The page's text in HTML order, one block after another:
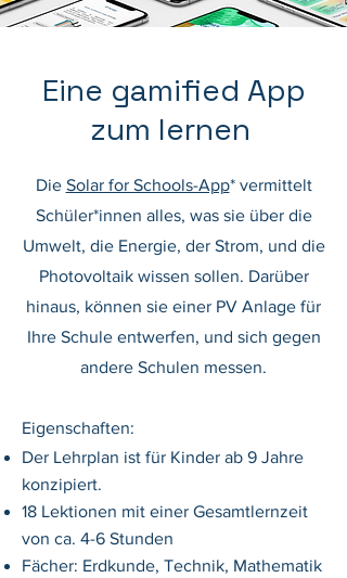
Eine gamified App
zum lernen
Die Solar for Schools-App* vermittelt
Schüler*innen alles, was sie über die
Umwelt, die Energie, der Strom, und die
Photovoltaik wissen sollen. Darüber
hinaus, können sie einer PV Anlage für
Ihre Schule entwerfen, und sich gegen
andere Schulen messen.
Eigenschaften:
Der Lehrplan ist für Kinder ab 9 Jahre
konzipiert.
18 Lektionen mit einer Gesamtlernzeit
von ca. 4-6 Stunden
Fächer: Erdkunde, Technik, Mathematik